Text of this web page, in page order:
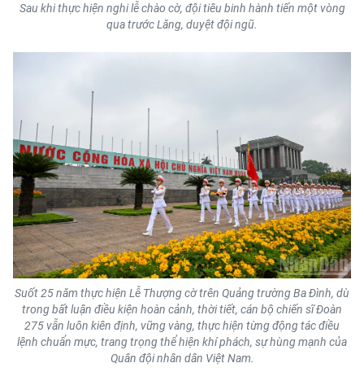
Sau khi thực hiện nghi lễ chào cờ, đội tiêu binh hành tiến một vòng
qua trước Lăng, duyệt đội ngũ.
Suốt 25 năm thực hiện Lễ Thượng cờ trên Quảng trường Ba Đình, dù
trong bất luận điều kiện hoàn cảnh, thời tiết, cán bộ chiến sĩ Đoàn
275 vẫn luôn kiên định, vững vàng, thực hiện từng động tác điều
lệnh chuẩn mực, trang trọng thể hiện khí phách, sự hùng mạnh của
Quân đội nhân dân Việt Nam.